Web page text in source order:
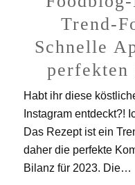
Trend-
Schnelle
perfekten
Habt ihr diese
Instagram entdeckt?!
Das Rezept ist ein
daher die perfekte
Bilanz für 2023. Die…